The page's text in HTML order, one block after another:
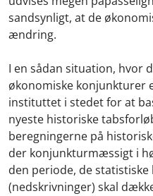
sandsynligt, at de
ændring.
I en sådan situation, hvor
økonomiske konjunkturer
instituttet i stedet for at
nyeste historiske
beregningerne på
der konjunkturmæssigt i
den periode, de
(nedskrivninger) skal